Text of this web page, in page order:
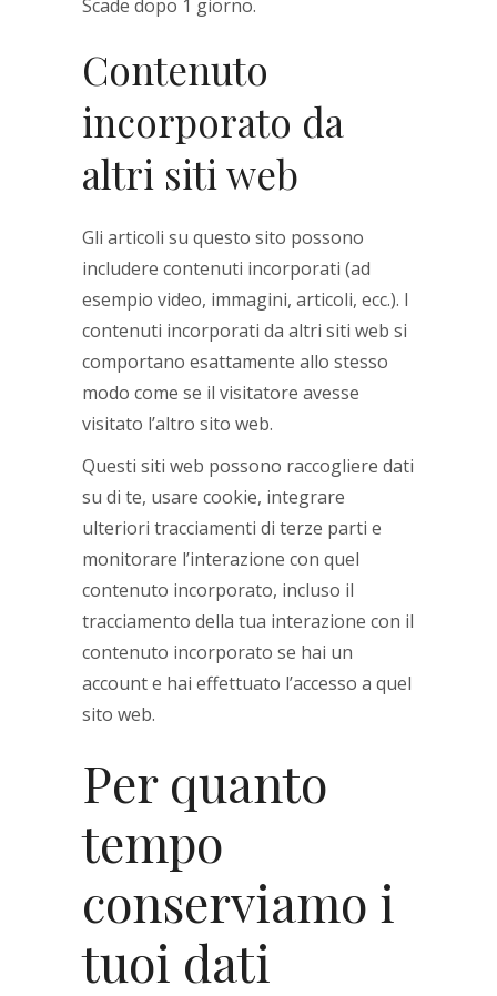
Scade dopo 1 giorno.
Contenuto
incorporato da
altri siti web
Gli articoli su questo sito possono
includere contenuti incorporati (ad
esempio video, immagini, articoli, ecc.). I
contenuti incorporati da altri siti web si
comportano esattamente allo stesso
modo come se il visitatore avesse
visitato l’altro sito web.
Questi siti web possono raccogliere dati
su di te, usare cookie, integrare
ulteriori tracciamenti di terze parti e
monitorare l’interazione con quel
contenuto incorporato, incluso il
tracciamento della tua interazione con il
contenuto incorporato se hai un
account e hai effettuato l’accesso a quel
sito web.
Per quanto
tempo
conserviamo i
tuoi dati